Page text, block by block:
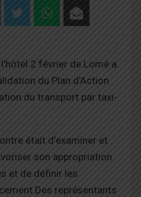
2 février de Lomé a
du Plan d’Action
du transport par taxi-
était d’examiner et
son appropriation
et de définir les
Des représentants